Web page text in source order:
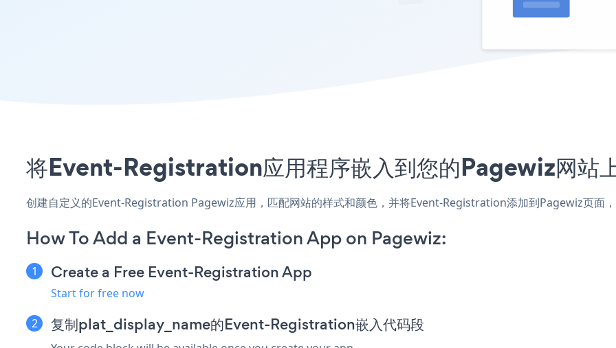
将Event-Registration应用程序嵌入到您的Pagewiz网站
创建自定义的Event-Registration Pagewiz应用，匹配网站的样式和颜色，并将Event-Registration添加到Pagewiz页面，
How To Add a Event-Registration App on Pagewiz:
Create a Free Event-Registration App
Start for free now
复制plat_display_name的Event-Registration嵌入代码段